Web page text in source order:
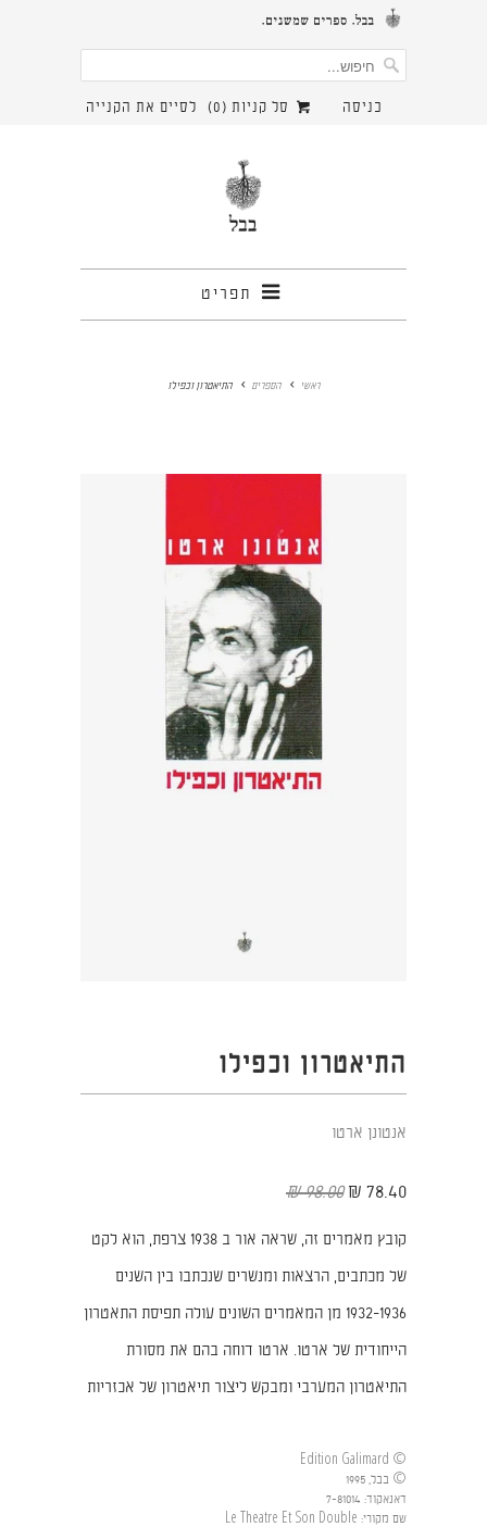
כניסה לסיים את הקנייה סל קניות ( 0
)
תפריט
ראשי הספרים התיאטרון וכפילו
התיאטרון וכפילו
אנטונן ארטו
78.40 ₪
98.00 ₪
קובץ מאמרים זה, שראה אור ב 1938 צרפת, הוא לקט
של מכתבים, הרצאות ומנשרים שנכתבו בין השנים
1932-1936 מן המאמרים השונים עולה תפיסת התאטרון
הייחודית של ארטו. ארטו דוחה בהם את מסורת
התיאטרון המערבי ומבקש ליצור תיאטרון של אכזריות
© Edition Galimard
© בבל, 1995
דאנאקוד:
7-81014
שם מקורי:
Le Theatre Et Son Double